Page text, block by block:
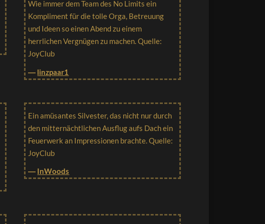
Wie immer dem Team des No Limits ein
Kompliment für die tolle Orga, Betreuung
und Ideen so einen Abend zu einem
herrlichen Vergnügen zu machen. Quelle:
JoyClub
― linzpaar1
Ein amüsantes Silvester, das nicht nur durch
den mitternächtlichen Ausflug aufs Dach ein
Feuerwerk an Impressionen brachte. Quelle:
JoyClub
― InWoods